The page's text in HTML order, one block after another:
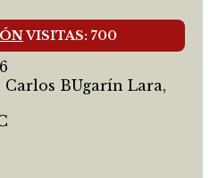
VISITAS: 700
Carlos BUgarín Lara,